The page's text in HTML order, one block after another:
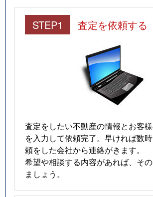
STEP1 査定を依頼する
査定をしたい不動産の情報とお客
を入力して依頼完了。早ければ数
頼をした会社から連絡がきます。
希望や相談する内容があれば、そ
ましょう。